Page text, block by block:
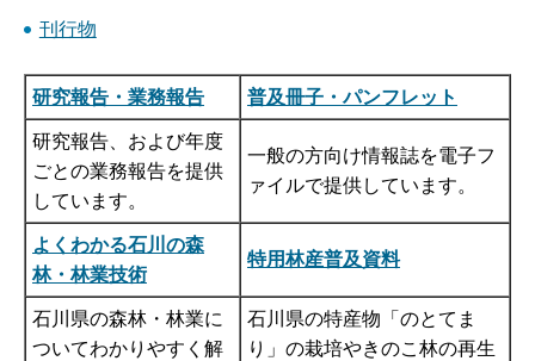
刊行物
研究報告・業務報告 普及冊子・パンフレット
研究報告、および年度
ごとの業務報告を提供
しています。
一般の方向け情報誌を電子フ
ァイルで提供しています。
よくわかる石川の森
林・林業技術
特用林産普及資料
石川県の森林・林業に
ついてわかりやすく解
石川県の特産物「のとてま
り」の栽培やきのこ林の再生